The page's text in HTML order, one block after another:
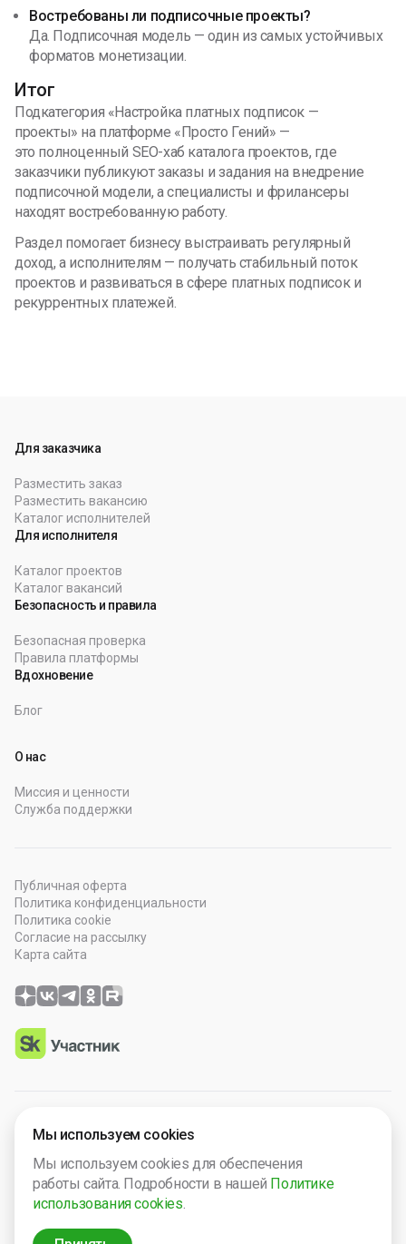
Востребованы ли подписочные проекты?
Да. Подписочная модель — один из самых устойчивых
форматов монетизации.
Итог
Подкатегория «Настройка платных подписок —
проекты» на платформе «Просто Гений» —
это полноценный SEO-хаб каталога проектов, где
заказчики публикуют заказы и задания на внедрение
подписочной модели, а специалисты и фрилансеры
находят востребованную работу.
Раздел помогает бизнесу выстраивать регулярный
доход, а исполнителям — получать стабильный поток
проектов и развиваться в сфере платных подписок и
рекуррентных платежей.
Для заказчика
Разместить заказ
Разместить вакансию
Каталог исполнителей
Для исполнителя
Каталог проектов
Каталог вакансий
Безопасность и правила
Безопасная проверка
Правила платформы
Вдохновение
Блог
О нас
Миссия и ценности
Служба поддержки
Публичная оферта
Политика конфиденциальности
Политика cookie
Согласие на рассылку
Карта сайта
© 2026 OOO “Просто Гений”. Все права защищены.
№ 2025665571. Компания включена в Реест Малых
технологический компаний России № 5238.
ИНН 2632124692ОГРН 1242600013149
Мы используем cookies
Мы используем cookies для обеспечения
работы сайта. Подробности в нашей Политике
использования cookies.